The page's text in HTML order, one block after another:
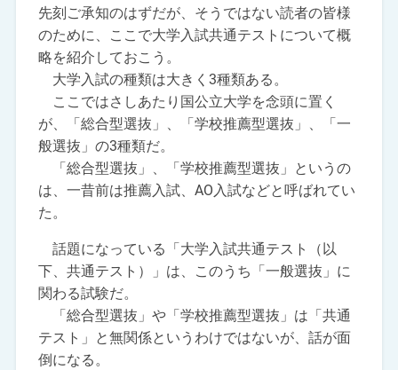
先刻ご承知のはずだが、そうではない読者の皆様
のために、ここで大学入試共通テストについて概
略を紹介しておこう。
大学入試の種類は大きく3種類ある。
ここではさしあたり国公立大学を念頭に置く
が、「総合型選抜」、「学校推薦型選抜」、「一
般選抜」の3種類だ。
「総合型選抜」、「学校推薦型選抜」というの
は、一昔前は推薦入試、AO入試などと呼ばれてい
た。
話題になっている「大学入試共通テスト（以
下、共通テスト）」は、このうち「一般選抜」に
関わる試験だ。
「総合型選抜」や「学校推薦型選抜」は「共通
テスト」と無関係というわけではないが、話が面
倒になる。